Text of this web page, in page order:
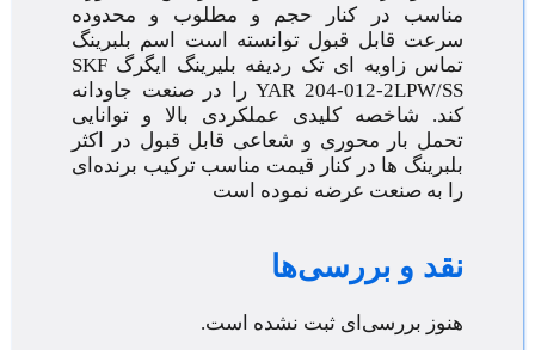
مناسب در کنار حجم و مطلوب و محدوده
سرعت قابل قبول توانسته است اسم بلبرینگ
تماس زاویه ای تک ردیفه بلیرینگ ایگرگ SKF
YAR 204-012-2LPW/SS را در صنعت جاودانه
کند. شاخصه کلیدی عملکردی بالا و توانایی
تحمل بار محوری و شعاعی قابل قبول در اکثر
بلبرینگ ها در کنار قیمت مناسب ترکیب برنده‌ای
را به صنعت عرضه نموده است
نقد و بررسی‌ها
هنوز بررسی‌ای ثبت نشده است.